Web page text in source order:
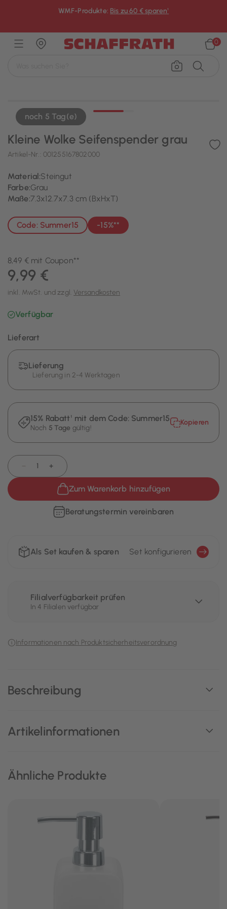
WMF-Produkte: Bis zu 60 € sparen¹
0
noch 5 Tag(e)
Beschreibung
Artikelinformationen
Kleine Wolke Seifenspender grau
Artikel-Nr.: 001255167802000
Material:Steingut
Farbe:Grau
Maße:7.3x12.7x7.3 cm (BxHxT)
Code: Summer15 -15%**
8,49 € mit Coupon**
9,99 €
inkl. MwSt. und zzgl. Versandkosten
Verfügbar
Lieferart
Lieferung
Lieferung in 2-4 Werktagen
15% Rabatt¹ mit dem Code: Summer15
Noch 5 Tage gültig!
Kopieren
+
Zum Warenkorb hinzufügen
Beratungstermin vereinbaren
Als Set kaufen & sparen Set konfigurieren
Filialverfügbarkeit prüfen
In 4 Filialen verfügbar
Informationen nach Produktsicherheitsverordnung